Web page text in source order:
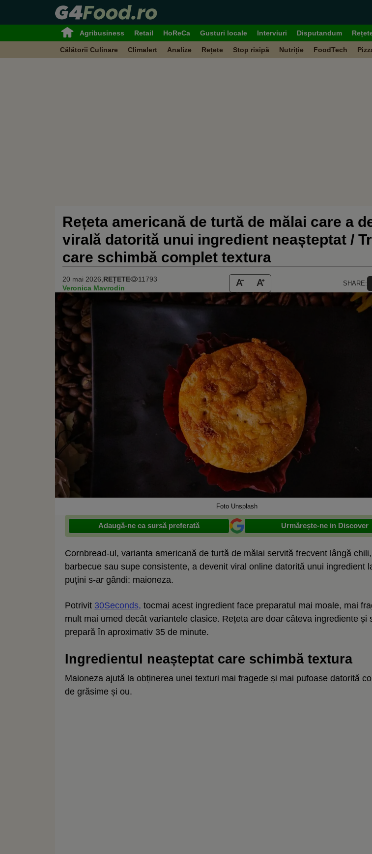
Agribusiness Retail HoReCa Gusturi locale Interviuri Disputandum
Călătorii Culinare Climalert Analize Rețete Stop risipă Nutriție FoodTech
Rețeta americană de turtă de mălai care a
virală datorită unui ingredient neașteptat /
care schimbă complet textura
20 mai 2026, REȚETE
11793
Veronica Mavrodin
SHARE:
Foto Unsplash
Adaugă-ne ca sursă preferată Urmărește-ne in Discover
Cornbread-ul, varianta americană de turtă de mălai servită frecvent lângă chili,
barbecue sau supe consistente, a devenit viral online datorită unui ingredient
puțini s-ar gândi: maioneza.
Potrivit 30Seconds, tocmai acest ingredient face preparatul mai moale, mai
mult mai umed decât variantele clasice. Rețeta are doar câteva ingrediente și
prepară în aproximativ 35 de minute.
Ingredientul neașteptat care schimbă textura
Maioneza ajută la obținerea unei texturi mai fragede și mai pufoase datorită
de grăsime și ou.